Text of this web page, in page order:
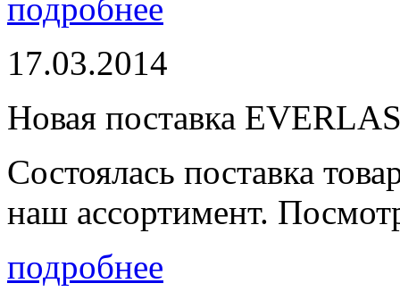
подробнее
17.03.2014
Новая поставка
Состоялась поставка
наш ассортимент.
подробнее